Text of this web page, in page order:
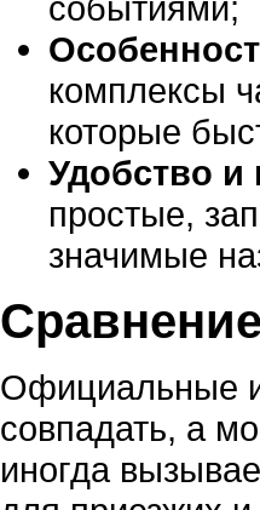
комплексы
которые
Удобство
простые,
значимые
Официальные
совпадать, а
иногда